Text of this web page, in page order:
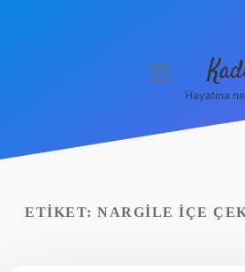
Yasal Uyarı
menüyü
Hayatına
ETIKET: NARGILE IÇE